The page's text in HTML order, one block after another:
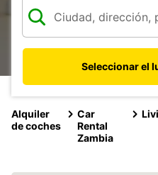
Seleccionar el
Alquiler
de coches
Car
Rental
Zambia